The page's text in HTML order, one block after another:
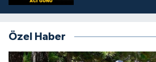
Özel Haber